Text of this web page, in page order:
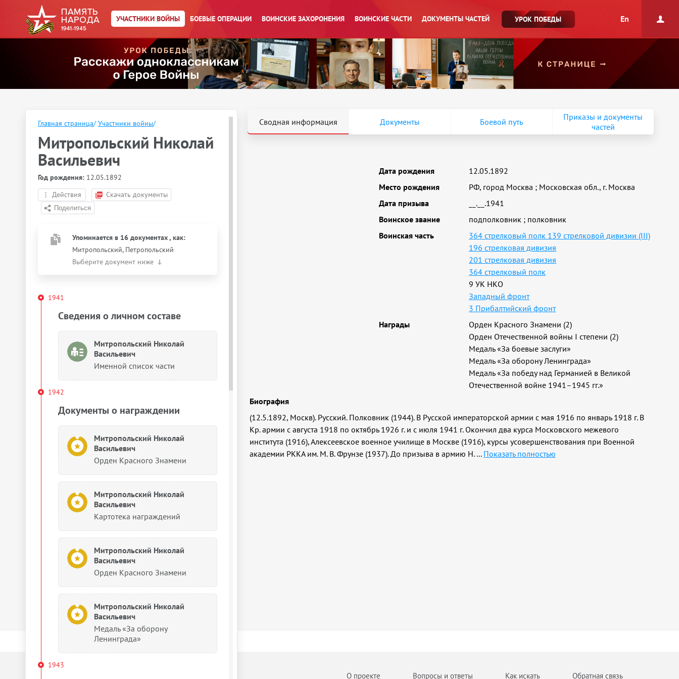
УЧАСТНИКИ ВОЙНЫ БОЕВЫЕ ОПЕРАЦИИ ВОИНСКИЕ ЗАХОРОНЕНИЯ ВОИНСКИЕ ЧАСТИ ДОКУМЕНТЫ ЧАСТЕЙ УРОК ПОБЕДЫ En
Главная страница/ Участники войны/
Митропольский Николай
Васильевич
Год рождения: 12.05.1892
Действия
Скачать документы
Упоминается в 16 документах, как:
Митропольский, Петропольский
Выберите документ ниже
1941
Сведения о личном составе
Митропольский Николай
Васильевич
Именной список части
1942
Документы о награждении
Митропольский Николай
Васильевич
Орден Красного Знамени
Митропольский Николай
Васильевич
Картотека награждений
Митропольский Николай
Васильевич
Орден Красного Знамени
Митропольский Николай
Васильевич
Медаль «За оборону
Ленинграда»
1943
Сводная информация Документы Боевой путь
Приказы и документы
частей
Дата рождения
12.05.1892
Место рождения
РФ, город Москва ; Московская обл., г. Москва
Дата призыва
__.__.1941
Воинское звание
подполковник ; полковник
Воинская часть
364 стрелковый полк 139 стрелковой дивизии (III)
196 стрелковая дивизия
201 стрелковая дивизия
364 стрелковый полк
9 УК НКО
Западный фронт
3 Прибалтийский фронт
Награды
Орден Красного Знамени (2)
Орден Отечественной войны I степени (2)
Медаль «За боевые заслуги»
Медаль «За оборону Ленинграда»
Медаль «За победу над Германией в Великой
Отечественной войне 1941–1945 гг.»
Биография
(12.5.1892, Москв). Русский. Полковник (1944). В Русской императорской армии с мая 1916 по январь 1918 г. В
Кр. армии с августа 1918 по октябрь 1926 г. и с июля 1941 г. Окончил два курса Московского межевого
института (1916), Алексеевское военное училище в Москве (1916), курсы усовершенствования при Военной
академии РККА им. М. В. Фрунзе (1937). До призыва в армию Н. ... Показать полностью
О проекте Вопросы и ответы Как искать Обратная связь